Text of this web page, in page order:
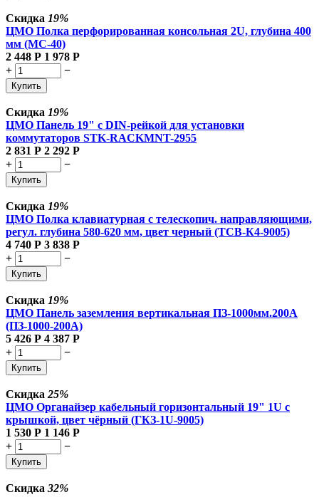
Скидка 19%
ЦМО Полка перфорированная консольная 2U, глубина 400
мм (МС-40)
2 448 Р 1 978 Р
+
−
Купить
Скидка 19%
ЦМО Панель 19" с DIN-рейкой для установки
коммутаторов STK-RACKMNT-2955
2 831 Р 2 292 Р
+
−
Купить
Скидка 19%
ЦМО Полка клавиатурная с телескопич. направляющими,
регул. глубина 580-620 мм, цвет черный (ТСВ-К4-9005)
4 740 Р 3 838 Р
+
−
Купить
Скидка 19%
ЦМО Панель заземления вертикальная ПЗ-1000мм.200А
(ПЗ-1000-200А)
5 426 Р 4 387 Р
+
−
Купить
Скидка 25%
ЦМО Органайзер кабельный горизонтальный 19" 1U с
крышкой, цвет чёрный (ГКЗ-1U-9005)
1 530 Р 1 146 Р
+
−
Купить
Скидка 32%